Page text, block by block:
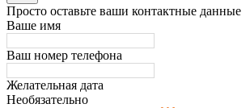
Просто оставьте ваши контактные данные
Ваше имя
Ваш номер телефона
Желательная дата
Необязательно